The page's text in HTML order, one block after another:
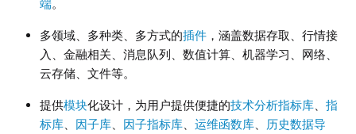
端。
多领域、多种类、多方式的插件，涵盖数据存取、行情接
入、金融相关、消息队列、数值计算、机器学习、网络、
云存储、文件等。
提供模块化设计，为用户提供便捷的技术分析指标库、 指
标库、 因子库、 因子指标库、 运维函数库、 历史数据导